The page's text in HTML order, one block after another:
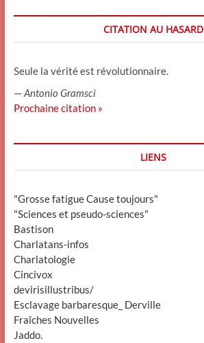
CITATION AU HASARD
Seule la vérité est révolutionnaire.
—Antonio Gramsci
Prochaine citation »
LIENS
"Grosse fatigue Cause toujours"
"Sciences et pseudo-sciences"
Bastison
Charlatans-infos
Charlatologie
Cincivox
devirisillustribus/
Esclavage barbaresque_ Derville
Fraîches Nouvelles
Jaddo.